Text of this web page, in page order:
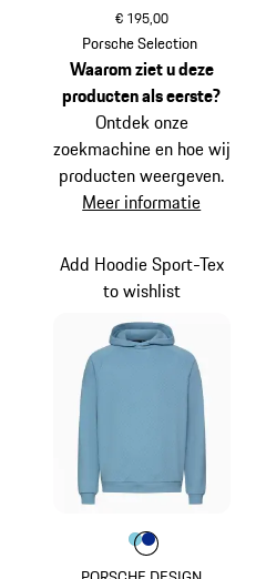
€ 195,00
zwart
Porsche Selection
Waarom ziet u deze
producten als eerste?
Ontdek onze
zoekmachine en hoe wij
producten weergeven.
Meer informatie
Add Hoodie Sport-Tex
to wishlist
Kleur
KleurKleur